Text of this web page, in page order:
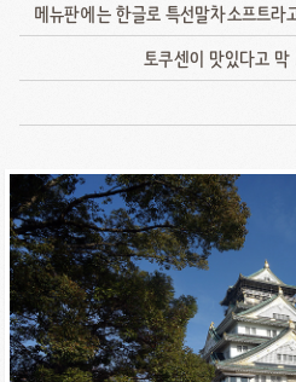
메뉴판에는 한글로 특선말차소프트라
토쿠센이 맛있다고